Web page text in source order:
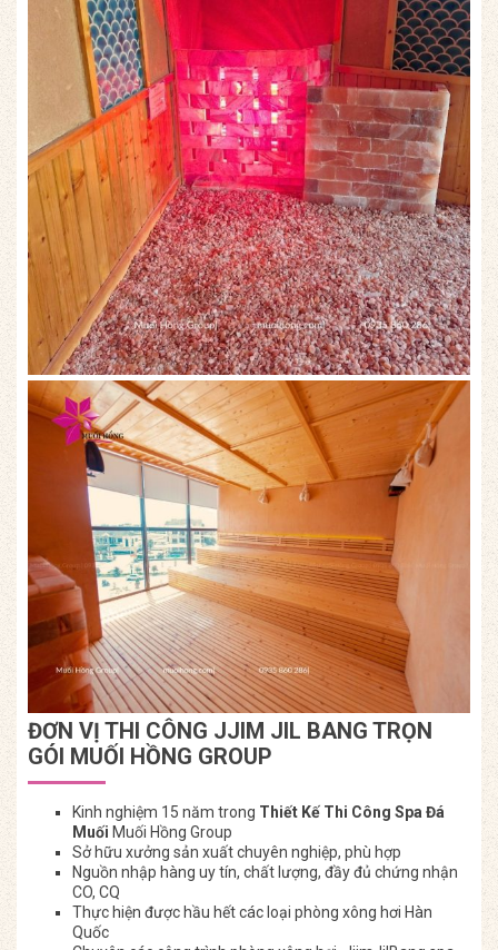
ĐƠN VỊ THI CÔNG JJIM JIL BANG TRỌN
GÓI MUỐI HỒNG GROUP
Kinh nghiệm 15 năm trong Thiết Kế Thi Công Spa Đá
Muối Muối Hồng Group
Sở hữu xưởng sản xuất chuyên nghiệp, phù hợp
Nguồn nhập hàng uy tín, chất lượng, đầy đủ chứng nhận
CO, CQ
Thực hiện được hầu hết các loại phòng xông hơi Hàn
Quốc